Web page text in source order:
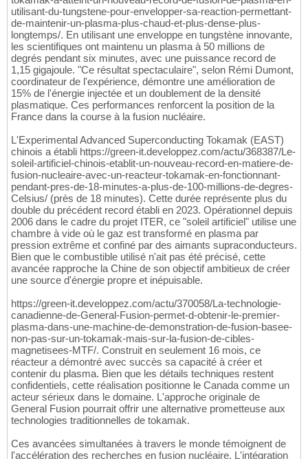
utilisant-du-tungstene-pour-envelopper-sa-reaction-permettant-
de-maintenir-un-plasma-plus-chaud-et-plus-dense-plus-
longtemps/. En utilisant une enveloppe en tungstène innovante,
les scientifiques ont maintenu un plasma à 50 millions de
degrés pendant six minutes, avec une puissance record de
1,15 gigajoule. "Ce résultat spectaculaire", selon Rémi Dumont,
coordinateur de l'expérience, démontre une amélioration de
15% de l'énergie injectée et un doublement de la densité
plasmatique. Ces performances renforcent la position de la
France dans la course à la fusion nucléaire.
L'Experimental Advanced Superconducting Tokamak (EAST)
chinois a établi https://green-it.developpez.com/actu/368387/Le-
soleil-artificiel-chinois-etablit-un-nouveau-record-en-matiere-de-
fusion-nucleaire-avec-un-reacteur-tokamak-en-fonctionnant-
pendant-pres-de-18-minutes-a-plus-de-100-millions-de-degres-
Celsius/ (près de 18 minutes). Cette durée représente plus du
double du précédent record établi en 2023. Opérationnel depuis
2006 dans le cadre du projet ITER, ce "soleil artificiel" utilise une
chambre à vide où le gaz est transformé en plasma par
pression extrême et confiné par des aimants supraconducteurs.
Bien que le combustible utilisé n'ait pas été précisé, cette
avancée rapproche la Chine de son objectif ambitieux de créer
une source d'énergie propre et inépuisable.
https://green-it.developpez.com/actu/370058/La-technologie-
canadienne-de-General-Fusion-permet-d-obtenir-le-premier-
plasma-dans-une-machine-de-demonstration-de-fusion-basee-
non-pas-sur-un-tokamak-mais-sur-la-fusion-de-cibles-
magnetisees-MTF/. Construit en seulement 16 mois, ce
réacteur a démontré avec succès sa capacité à créer et
contenir du plasma. Bien que les détails techniques restent
confidentiels, cette réalisation positionne le Canada comme un
acteur sérieux dans le domaine. L'approche originale de
General Fusion pourrait offrir une alternative prometteuse aux
technologies traditionnelles de tokamak.
Ces avancées simultanées à travers le monde témoignent de
l'accélération des recherches en fusion nucléaire. L'intégration